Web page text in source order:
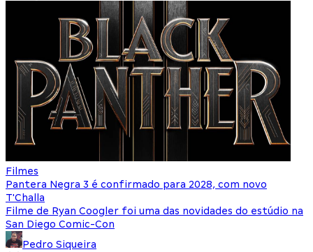
Filmes
Pantera Negra 3 é confirmado para 2028, com novo
T'Challa
Filme de Ryan Coogler foi uma das novidades do estúdio na
San Diego Comic-Con
Pedro Siqueira